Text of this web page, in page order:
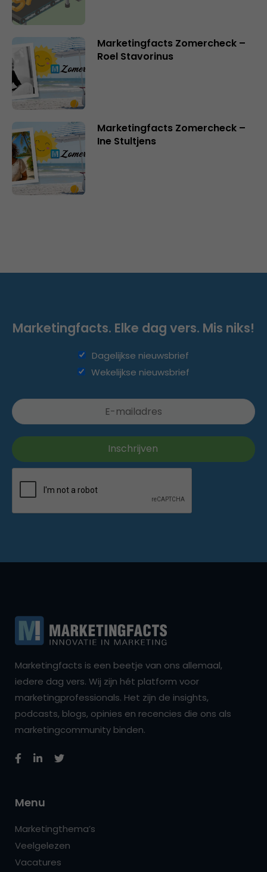
Marketingfacts Zomercheck –
Roel Stavorinus
Marketingfacts Zomercheck –
Ine Stultjens
Marketingfacts. Elke dag vers. Mis niks!
Dagelijkse nieuwsbrief
Wekelijkse nieuwsbrief
Marketingfacts is een beetje van ons allemaal,
iedere dag vers. Wij zijn hét platform voor
marketingprofessionals. Het zijn de insights,
podcasts, blogs, opinies en recencies die ons als
marketingcommunity binden.
Menu
Marketingthema’s
Veelgelezen
Vacatures